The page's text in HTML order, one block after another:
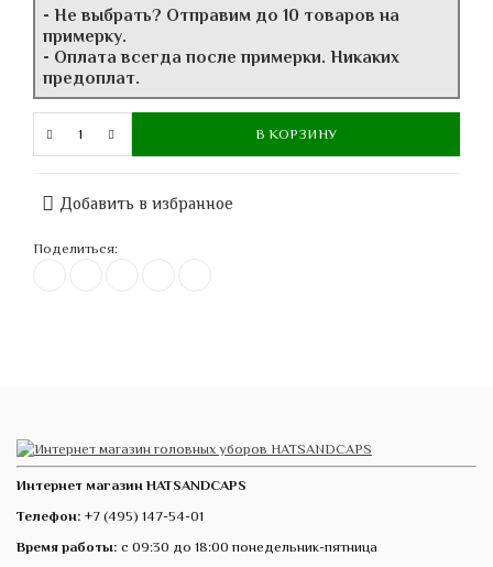
- Не выбрать? Отправим до 10 товаров на
примерку.
- Оплата всегда после примерки. Никаких
предоплат.
В КОРЗИНУ
Добавить в избранное
Поделиться:
Интернет магазин HATSANDCAPS
Телефон: +7 (495) 147-54-01
Время работы: с 09:30 до 18:00 понедельник-пятница